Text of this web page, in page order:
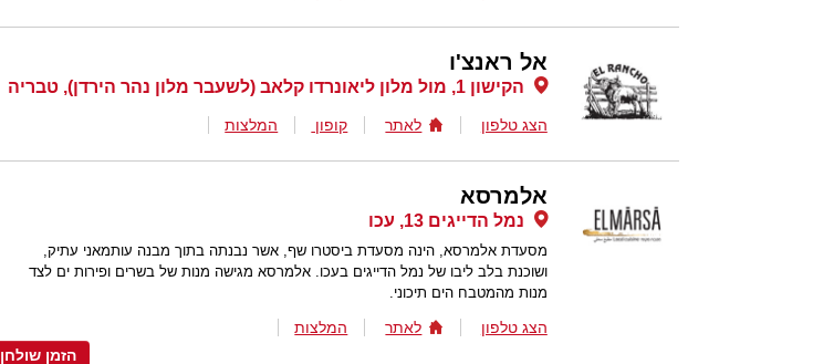
אל ראנצ'ו
הקישון 1, מול מלון ליאונרדו קלאב (לשעבר מלון נהר הירדן), טבריה
הצג טלפון לאתר קופון המלצות
אלמרסא
נמל הדייגים 13, עכו
מסעדת אלמרסא, הינה מסעדת ביסטרו שף, אשר נבנתה בתוך מבנה עותמאני עתיק,
ושוכנת בלב ליבו של נמל הדייגים בעכו. אלמרסא מגישה מנות של בשרים ופירות ים לצד
מנות מהמטבח הים תיכוני.
הצג טלפון לאתר
המלצות
הזמן שולחן